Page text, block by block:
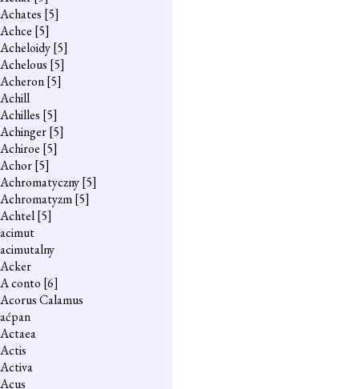
Achates [5]
Achce [5]
Acheloidy[5]
Achelous [5]
Acheron[5]
Achill
Achilles [5]
Achinger[5]
Achiroe [5]
Achor[5]
Achromatyczny[5]
Achromatyzm[5]
Achtel[5]
acimut
acimutalny
Acker
A conto [6]
Acorus Calamus
aćpan
Actaea
Actis
Activa
Acus